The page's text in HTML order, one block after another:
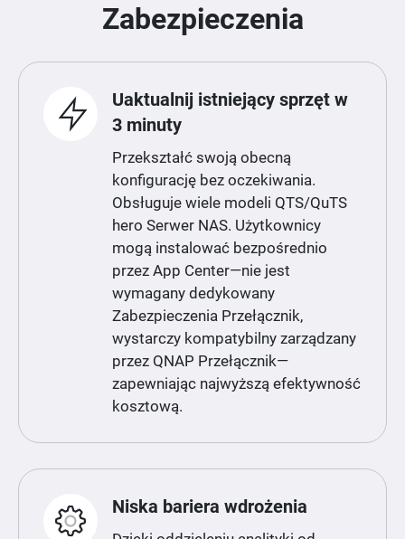
Zabezpieczenia
Uaktualnij istniejący sprzęt w
3 minuty
Przekształć swoją obecną
konfigurację bez oczekiwania.
Obsługuje wiele modeli QTS/QuTS
hero Serwer NAS. Użytkownicy
mogą instalować bezpośrednio
przez App Center—nie jest
wymagany dedykowany
Zabezpieczenia Przełącznik,
wystarczy kompatybilny zarządzany
przez QNAP Przełącznik—
zapewniając najwyższą efektywność
kosztową.
Niska bariera wdrożenia